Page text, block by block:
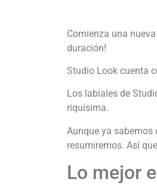
Comienza una
duración!
Studio Look cuenta
Los labiales de
riquísima.
Aunque ya sabemos
resumiremos. Así
Lo mejor